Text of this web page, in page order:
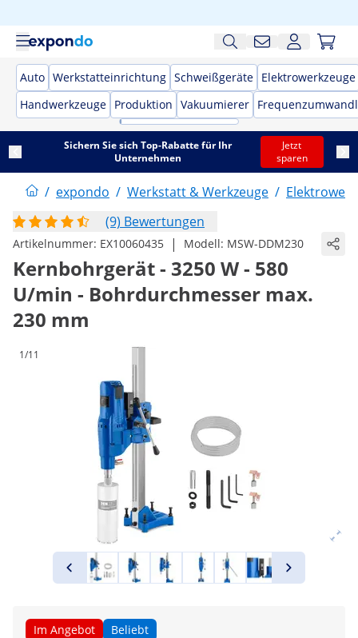
Auto Werkstatteinrichtung Schweißgeräte Elektrowerkzeuge
Handwerkzeuge Produktion Vakuumierer
Sichern Sie sich Top-Rabatte für Ihr
Unternehmen
Jetzt
sparen
/ expondo / Werkstatt & Werkzeuge /
(9) Bewertungen
Artikelnummer: EX10060435 | Modell: MSW-DDM230
Kernbohrgerät - 3250 W - 580
U/min - Bohrdurchmesser max.
230 mm
1/11
Im Angebot Beliebt